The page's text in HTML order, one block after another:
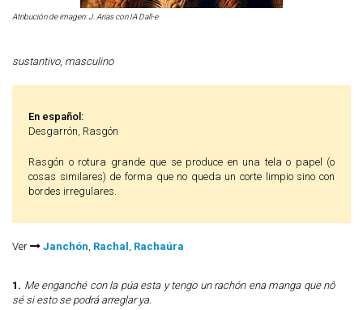
Atribución de imagen: J. Arias con IA Dall-e
sustantivo, masculino
En español:
Desgarrón, Rasgón
Rasgón o rotura grande que se produce en una tela o papel (o
cosas similares) de forma que no queda un corte limpio sino con
bordes irregulares.
Ver Janchón, Rachal , Rachaúra
1. Me enganché con la púa esta y tengo un rachón ena manga que nô
sé si esto se podrá arreglar ya.